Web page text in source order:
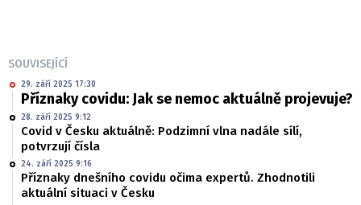
SOUVISEJÍCÍ
29. září 2025 17:30
Příznaky covidu: Jak se nemoc aktuálně projevuje?
28. září 2025 9:12
Covid v Česku aktuálně: Podzimní vlna nadále sílí,
potvrzují čísla
24. září 2025 9:16
Příznaky dnešního covidu očima expertů. Zhodnotili
aktuální situaci v Česku